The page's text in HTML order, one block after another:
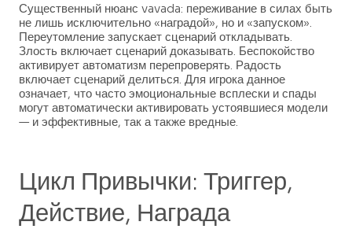
Существенный нюанс vavada: переживание в силах быть
не лишь исключительно «наградой», но и «запуском».
Переутомление запускает сценарий откладывать.
Злость включает сценарий доказывать. Беспокойство
активирует автоматизм перепроверять. Радость
включает сценарий делиться. Для игрока данное
означает, что часто эмоциональные всплески и спады
могут автоматически активировать устоявшиеся модели
— и эффективные, так а также вредные.
Цикл Привычки: Триггер,
Действие, Награда